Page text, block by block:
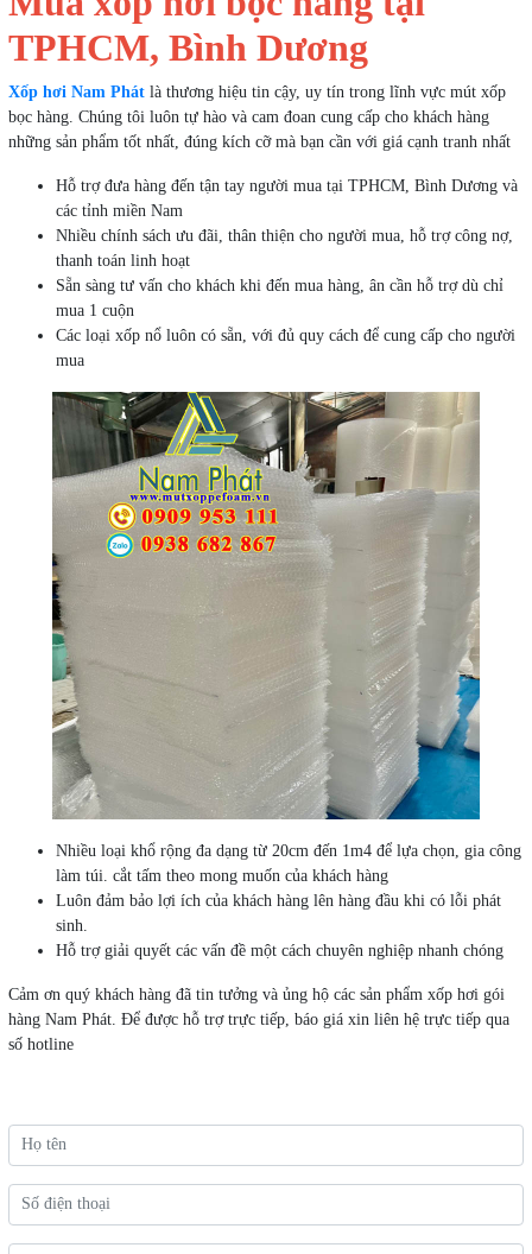
TPHCM, Bình Dương
Xốp hơi Nam Phátlà thương hiệu tin cậy, uy tín trong lĩnh vực mút xốp
bọc hàng. Chúng tôi luôn tự hào và cam đoan cung cấp cho khách hàng
những sản phẩm tốt nhất, đúng kích cỡ mà bạn cần với giá cạnh tranh nhất
Hỗ trợ đưa hàng đến tận tay người mua tại TPHCM, Bình Dương và
các tỉnh miền Nam
Nhiều chính sách ưu đãi, thân thiện cho người mua, hỗ trợ công nợ,
thanh toán linh hoạt
Sẵn sàng tư vấn cho khách khi đến mua hàng, ân cần hỗ trợ dù chỉ
mua 1 cuộn
Các loại xốp nổ luôn có sẵn, với đủ quy cách để cung cấp cho người
mua
Nhiều loại khổ rộng đa dạng từ 20cm đến 1m4 để lựa chọn, gia công
làm túi. cắt tấm theo mong muốn của khách hàng
Luôn đảm bảo lợi ích của khách hàng lên hàng đầu khi có lỗi phát
sinh.
Hỗ trợ giải quyết các vấn đề một cách chuyên nghiệp nhanh chóng
Cảm ơn quý khách hàng đã tin tưởng và ủng hộ các sản phẩm xốp hơi gói
hàng Nam Phát. Để được hỗ trợ trực tiếp, báo giá xin liên hệ trực tiếp qua
số hotline